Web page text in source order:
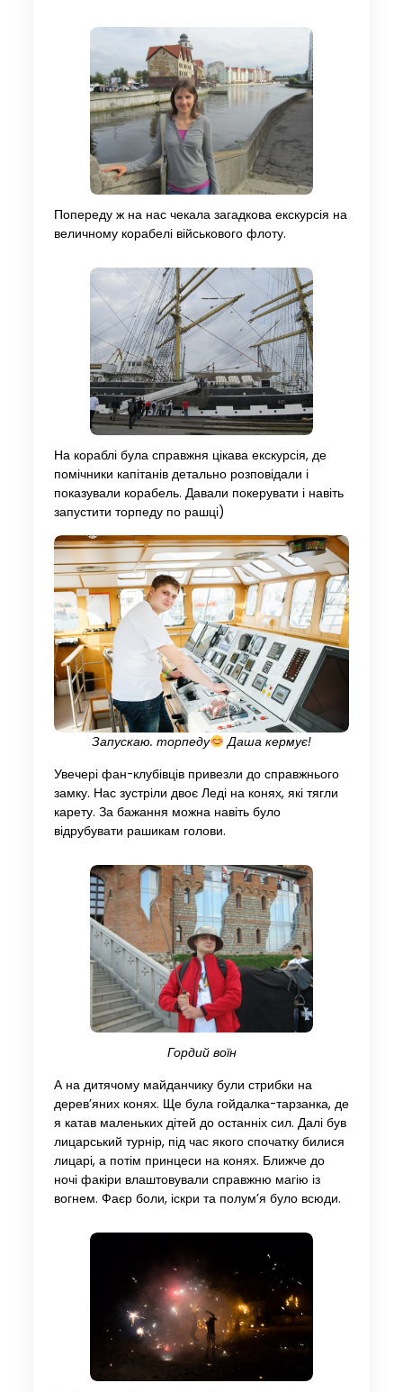
Попереду ж на нас чекала загадкова екскурсія на
величному корабелі військового флоту.
На кораблі була справжня цікава екскурсія, де
помічники капітанів детально розповідали і
показували корабель. Давали покерувати і навіть
запустити торпеду по рашці)
Запускаю. торпеду
Даша кермує!
Увечері фан-клубівців привезли до справжнього
замку. Нас зустріли двоє Леді на конях, які тягли
карету. За бажання можна навіть було
відрубувати рашикам голови.
Гордий воїн
А на дитячому майданчику були стрибки на
дерев’яних конях. Ще була гойдалка-тарзанка, де
я катав маленьких дітей до останніх сил. Далі був
лицарський турнір, під час якого спочатку билися
лицарі, а потім принцеси на конях. Ближче до
ночі факіри влаштовували справжню магію із
вогнем. Фаєр боли, іскри та полум’я було всюди.